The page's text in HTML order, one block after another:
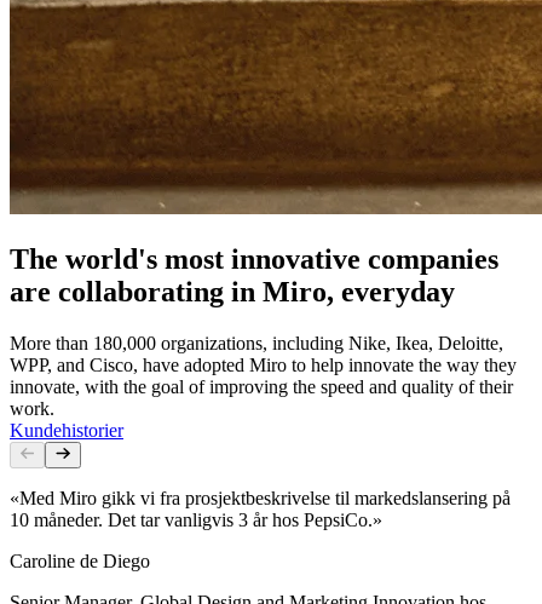
The world's most innovative companies
are collaborating in Miro, everyday
More than 180,000 organizations, including Nike, Ikea, Deloitte,
WPP, and Cisco, have adopted Miro to help innovate the way they
innovate, with the goal of improving the speed and quality of their
work.
Kundehistorier
«Med Miro gikk vi fra prosjektbeskrivelse til markedslansering på
10 måneder. Det tar vanligvis 3 år hos PepsiCo.»
Caroline de Diego